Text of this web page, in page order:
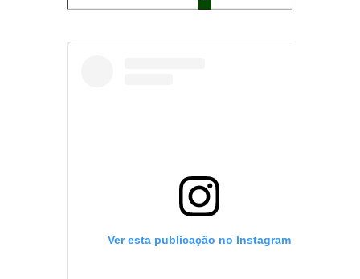
Ver esta publicação no Instagram